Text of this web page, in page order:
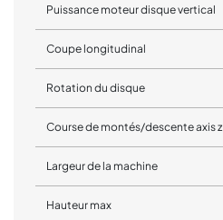
Puissance moteur disque vertical
Coupe longitudinal
Rotation du disque
Course de montés/descente axis z
Largeur de la machine
Hauteur max